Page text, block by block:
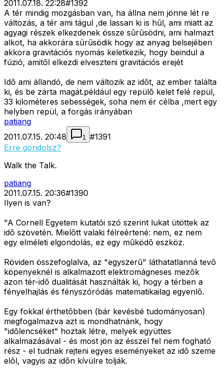
2011.07.18. 22:28#1392
A tér mindig mozgásban van, ha állna nem jönne lét re
változás, a tér ami tágul ,de lassan ki is hûl, ami miatt az
agyagi részek elkezdenek össze sûrûsödni, ami halmazt
alkot, ha akkorára sûrûsödik hogy az anyag belsejében
akkora gravitációs nyomás keletkezik, hogy beindul a
fúzió, amitõl elkezdi elveszteni gravitációs erejét
Idõ ami állandó, de nem változik az idõt, az ember találta
ki, és be zárta magát.például egy repülõ kelet felé repül,
33 kilométeres sebességek, soha nem ér célba ,mert egy
helyben repül, a forgás irányában
patiang
2011.07.15. 20:48
1 #1391
Erre gondolsz?
Walk the Talk.
patiang
2011.07.15. 20:36#1390
Ilyen is van?
"A Cornell Egyetem kutatói szó szerint lukat ütöttek az
idõ szövetén. Mielõtt valaki félreértené: nem, ez nem
egy elméleti elgondolás, ez egy mûködõ eszköz.
Röviden összefoglalva, az "egyszerû" láthatatlanná tevõ
köpenyeknél is alkalmazott elektromágneses mezõk
azon tér-idõ dualitását használták ki, hogy a térben a
fényelhajlás és fényszóródás matematikailag egyenlõ.
Egy fokkal érthetõbben (bár kevésbé tudományosan)
megfogalmazva azt is mondhatnánk, hogy
"idõlencséket" hoztak létre, melyek együttes
alkalmazásával - és most jön az ésszel fel nem fogható
rész - el tudnak rejteni egyes eseményeket az idõ szeme
elõl, vagyis az idõn kívülre tolják.